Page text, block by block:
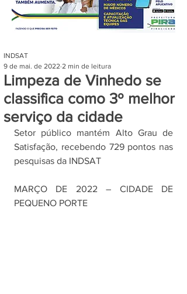
Limpeza de Vinhedo se
classifica como 3º melhor
serviço da cidade
INDSAT
9 de mai. de 2022 2 min de leitura
Setor público mantém Alto Grau de
Satisfação, recebendo 729 pontos nas
pesquisas da INDSAT
MARÇO DE 2022 – CIDADE DE
PEQUENO PORTE